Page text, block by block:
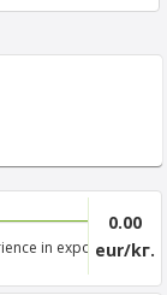
in export
0.00
eur/kг.